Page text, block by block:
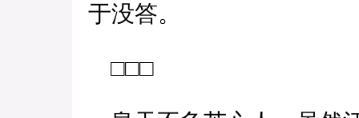
于没答。
□□□